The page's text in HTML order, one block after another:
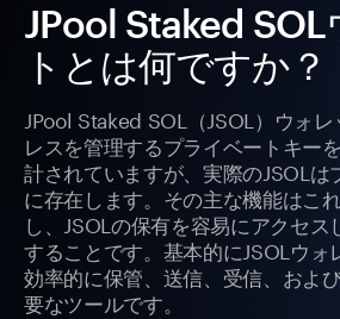
JPool Staked SOL
トとは何ですか？
JPool Staked SOL（JSOL）ウォ
レスを管理するプライベートキー
計されていますが、実際のJSOLは
に存在します。その主な機能はこ
し、JSOLの保有を容易にアクセ
することです。基本的にJSOLウォ
効率的に保管、送信、受信、およ
要なツールです。